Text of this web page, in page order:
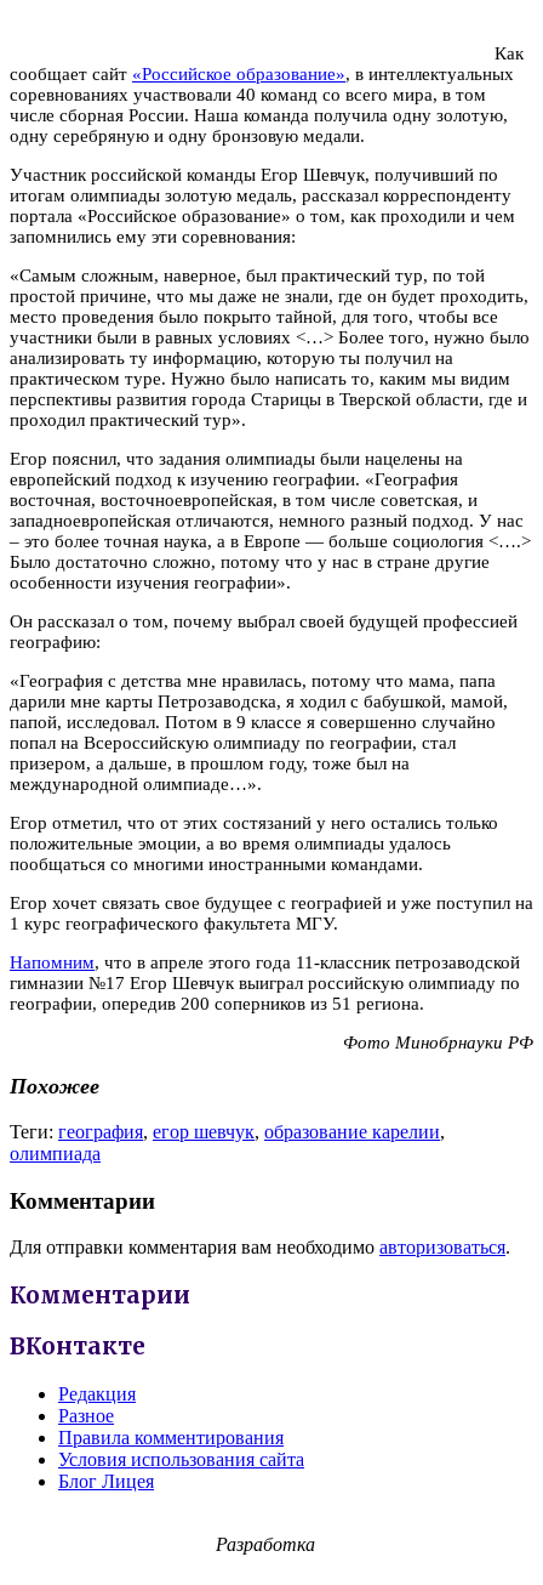
Как
сообщает сайт «Российское образование», в интеллектуальных
соревнованиях участвовали 40 команд со всего мира, в том
числе сборная России. Наша команда получила одну золотую,
одну серебряную и одну бронзовую медали.
Участник российской команды Егор Шевчук, получивший по
итогам олимпиады золотую медаль, рассказал корреспонденту
портала «Российское образование» о том, как проходили и чем
запомнились ему эти соревнования:
«Самым сложным, наверное, был практический тур, по той
простой причине, что мы даже не знали, где он будет проходить,
место проведения было покрыто тайной, для того, чтобы все
участники были в равных условиях <…> Более того, нужно было
анализировать ту информацию, которую ты получил на
практическом туре. Нужно было написать то, каким мы видим
перспективы развития города Старицы в Тверской области, где и
проходил практический тур».
Егор пояснил, что задания олимпиады были нацелены на
европейский подход к изучению географии. «География
восточная, восточноевропейская, в том числе советская, и
западноевропейская отличаются, немного разный подход. У нас
– это более точная наука, а в Европе — больше социология <….>
Было достаточно сложно, потому что у нас в стране другие
особенности изучения географии».
Он рассказал о том, почему выбрал своей будущей профессией
географию:
«География с детства мне нравилась, потому что мама, папа
дарили мне карты Петрозаводска, я ходил с бабушкой, мамой,
папой, исследовал. Потом в 9 классе я совершенно случайно
попал на Всероссийскую олимпиаду по географии, стал
призером, а дальше, в прошлом году, тоже был на
международной олимпиаде…».
Егор отметил, что от этих состязаний у него остались только
положительные эмоции, а во время олимпиады удалось
пообщаться со многими иностранными командами.
Егор хочет связать свое будущее с географией и уже поступил на
1 курс географического факультета МГУ.
Напомним, что в апреле этого года 11-классник петрозаводской
гимназии №17 Егор Шевчук выиграл российскую олимпиаду по
географии, опередив 200 соперников из 51 региона.
Фото Минобрнауки РФ
Похожее
Теги: география, егор шевчук, образование карелии,
олимпиада
Комментарии
Для отправки комментария вам необходимо авторизоваться.
Комментарии
ВКонтакте
Редакция
Разное
Правила комментирования
Условия использования сайта
Блог Лицея
Разработка